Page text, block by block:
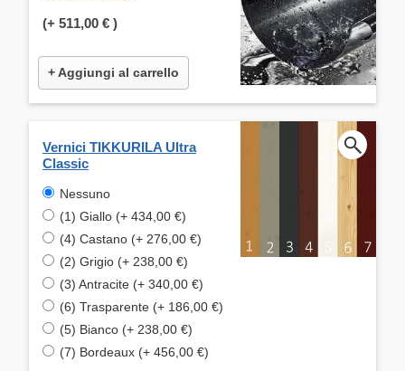
(+ 511,00 € )
+ Aggiungi al carrello
Vernici TIKKURILA Ultra
Classic
Nessuno
(1) Giallo (+ 434,00 €)
(4) Castano (+ 276,00 €)
(2) Grigio (+ 238,00 €)
(3) Antracite (+ 340,00 €)
(6) Trasparente (+ 186,00 €)
(5) Bianco (+ 238,00 €)
(7) Bordeaux (+ 456,00 €)